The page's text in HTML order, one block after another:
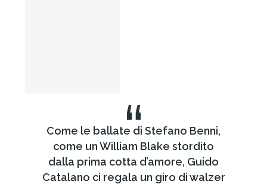
“
Come le ballate di Stefano Benni,
come un William Blake stordito
dalla prima cotta d’amore, Guido
Catalano ci regala un giro di walzer